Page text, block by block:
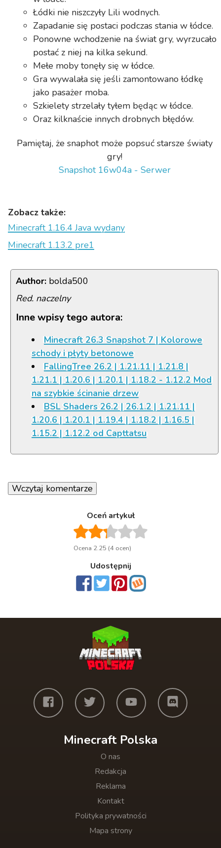
Łódki nie niszczyły Lili wodnych.
Zapadanie się postaci podczas stania w łódce.
Ponowne wchodzenie na świat gry, wyrzucało
postać z niej na kilka sekund.
Mełe moby tonęły się w łódce.
Gra wywalała się jeśli zamontowano łódkę
jako pasażer moba.
Szkielety strzelały tyłem będąc w łódce.
Oraz kilknaście innych drobnych błędów.
Pamiętaj, że snaphot może popsuć starsze światy
gry!
Snapshot 16w04a - Serwer
Zobacz także:
Minecraft 1.16.4 Java wydany
Minecraft 1.13.2 pre1
Author: bolda500
Red. naczelny
Inne wpisy tego autora:
Minecraft 26.3 Snapshot 7 | Kolorowe
schody i płyty betonowe
FallingTree 26.2 | 1.21.11 | 1.21.8 |
1.21.1 | 1.20.6 | 1.20.1 | 1.18.2 - 1.12.2 Mod
na szybkie ścinanie drzew
BSL Shaders 26.2 | 26.1.2 | 1.21.11 |
1.20.6 | 1.20.1 | 1.19.4 | 1.18.2 | 1.16.5 |
1.15.2 | 1.12.2 od Capttatsu
Wczytaj komentarze
Oceń artykuł
Ocena 2.25 (4 ocen)
Udostępnij
Minecraft Polska
O nas
Redakcja
Reklama
Kontakt
Polityka prywatności
Mapa strony